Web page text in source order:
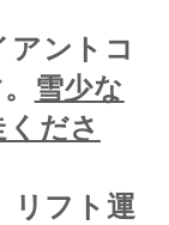
アントコ
雪少な
ださ
リフト運